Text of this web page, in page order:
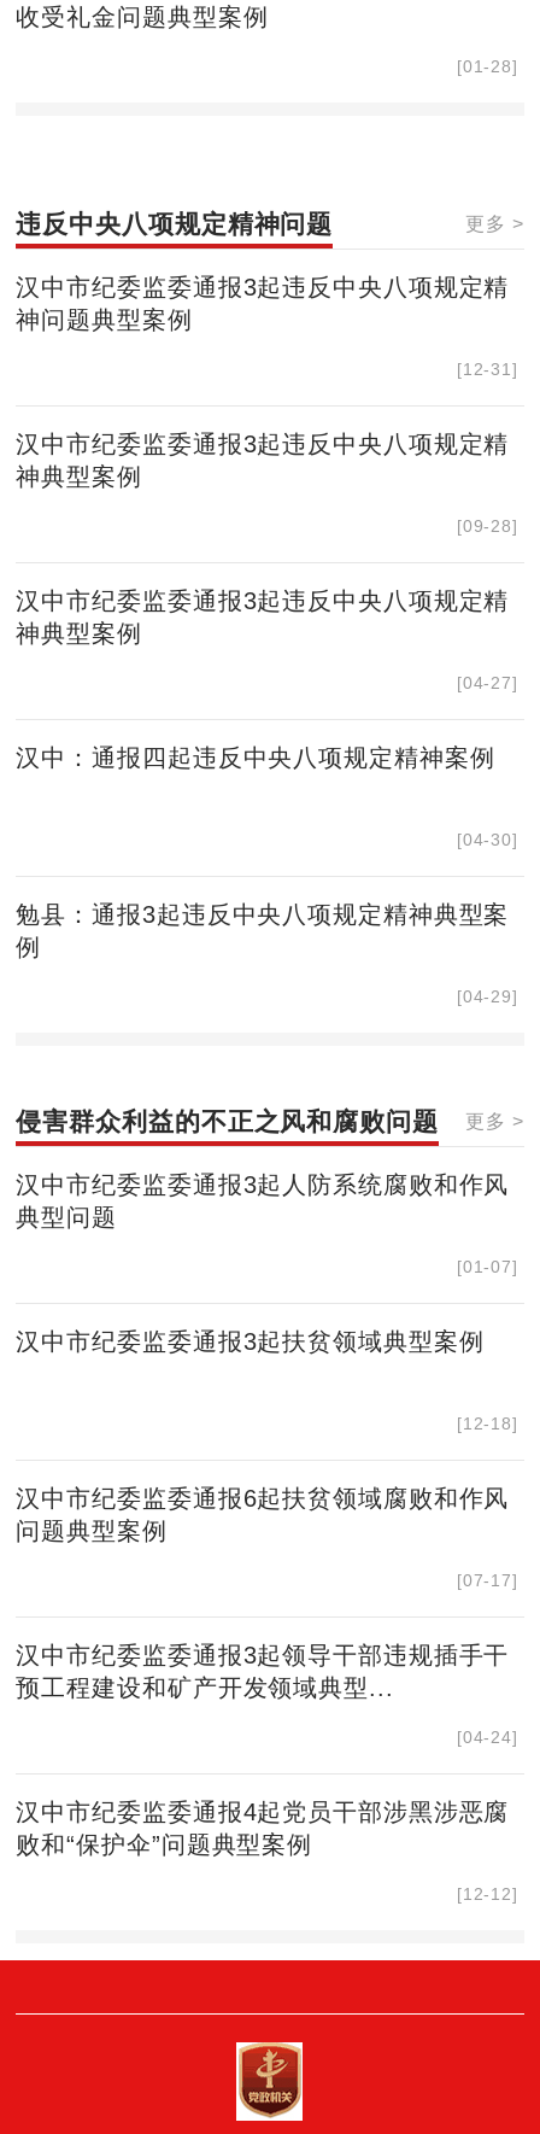
收受礼金问题典型案例
[01-28]
违反中央八项规定精神问题 更多 >
汉中市纪委监委通报3起违反中央八项规定精
神问题典型案例
[12-31]
汉中市纪委监委通报3起违反中央八项规定精
神典型案例
[09-28]
汉中市纪委监委通报3起违反中央八项规定精
神典型案例
[04-27]
汉中：通报四起违反中央八项规定精神案例
[04-30]
勉县：通报3起违反中央八项规定精神典型案
例
[04-29]
侵害群众利益的不正之风和腐败问题 更多 >
汉中市纪委监委通报3起人防系统腐败和作风
典型问题
[01-07]
汉中市纪委监委通报3起扶贫领域典型案例
[12-18]
汉中市纪委监委通报6起扶贫领域腐败和作风
问题典型案例
[07-17]
汉中市纪委监委通报3起领导干部违规插手干
预工程建设和矿产开发领域典型...
[04-24]
汉中市纪委监委通报4起党员干部涉黑涉恶腐
败和“保护伞”问题典型案例
[12-12]